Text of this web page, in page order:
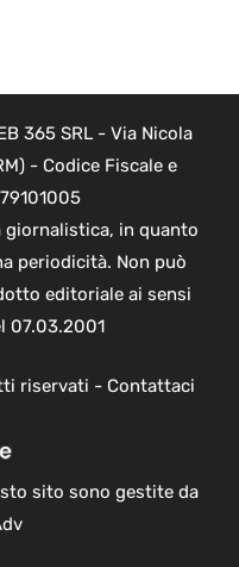
365 SRL - Via Nicola
- Codice Fiscale e
giornalistica, in quanto
periodicità. Non può
editoriale ai sensi
07.03.2001
riservati - Contattaci
sito sono gestite da